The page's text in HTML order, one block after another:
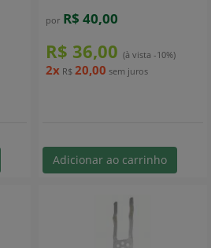
por R$ 40,00
R$ 36,00 (à vista -10%)
2x R$ 20,00 sem juros
Adicionar ao carrinho